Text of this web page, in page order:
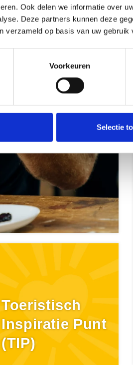
Ook delen we informatie over
Deze partners kunnen deze
verzameld op basis van uw gebruik
Voorkeuren
Selectie
Toeristisch
Inspiratie Punt
(TIP)